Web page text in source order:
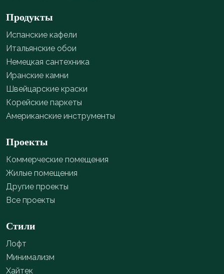
Продукты
Испанские кафели
Итальянские обои
Немецкая сантехника
Иранские камни
Швейцарские краски
Корейские паркеты
Американские инструменты
Проекты
Коммерческие помещения
Жилые помещения
Другие проекты
Все проекты
Стили
Лофт
Минимализм
Хайтек